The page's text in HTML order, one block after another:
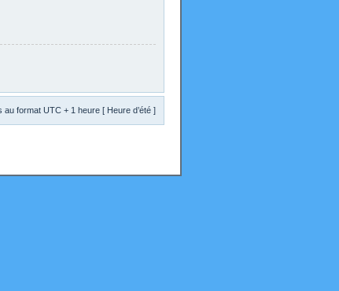
au format UTC + 1 heure [ Heure d’été ]